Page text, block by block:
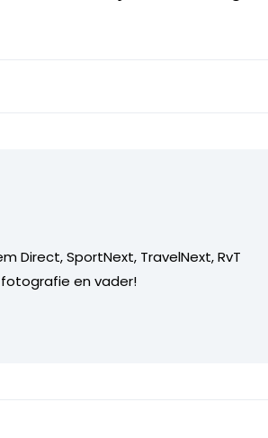
Direct, SportNext, TravelNext, RvT
fotografie en vader!